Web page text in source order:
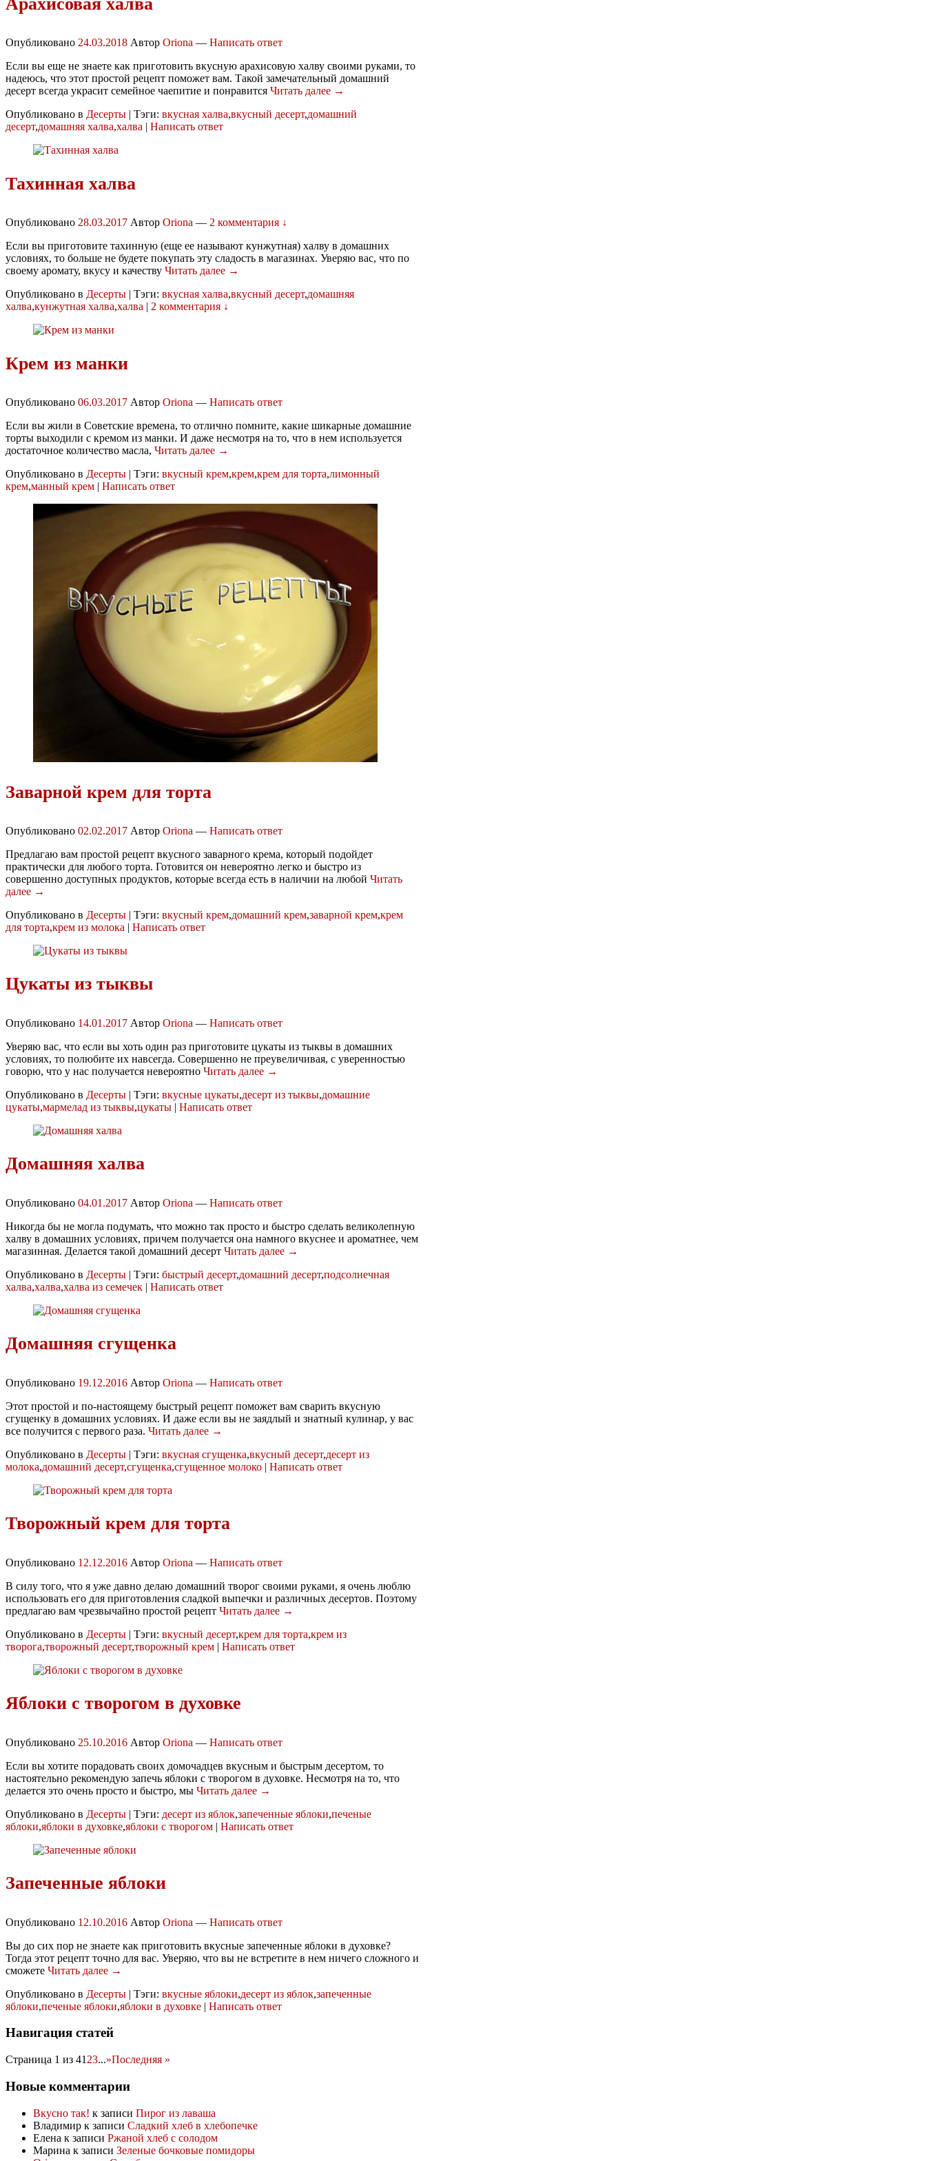
Опубликовано 24.03.2018 Автор Oriona — Написать ответ
Если вы еще не знаете как приготовить вкусную арахисовую халву своими руками, то
надеюсь, что этот простой рецепт поможет вам. Такой замечательный домашний
десерт всегда украсит семейное чаепитие и понравится Читать далее →
Опубликовано в Десерты | Тэги: вкусная халва,вкусный десерт,домашний
десерт,домашняя халва,халва | Написать ответ
Тахинная халва
Опубликовано 28.03.2017 Автор Oriona — 2 комментария ↓
Если вы приготовите тахинную (еще ее называют кунжутная) халву в домашних
условиях, то больше не будете покупать эту сладость в магазинах. Уверяю вас, что по
своему аромату, вкусу и качеству Читать далее →
Опубликовано в Десерты | Тэги: вкусная халва,вкусный десерт,домашняя
халва,кунжутная халва,халва | 2 комментария ↓
Крем из манки
Опубликовано 06.03.2017 Автор Oriona — Написать ответ
Если вы жили в Советские времена, то отлично помните, какие шикарные домашние
торты выходили с кремом из манки. И даже несмотря на то, что в нем используется
достаточное количество масла, Читать далее →
Опубликовано в Десерты | Тэги: вкусный крем,крем,крем для торта,лимонный
крем,манный крем | Написать ответ
Заварной крем для торта
Опубликовано 02.02.2017 Автор Oriona — Написать ответ
Предлагаю вам простой рецепт вкусного заварного крема, который подойдет
практически для любого торта. Готовится он невероятно легко и быстро из
совершенно доступных продуктов, которые всегда есть в наличии на любой Читать
далее →
Опубликовано в Десерты | Тэги: вкусный крем,домашний крем,заварной крем,крем
для торта,крем из молока | Написать ответ
Цукаты из тыквы
Опубликовано 14.01.2017 Автор Oriona — Написать ответ
Уверяю вас, что если вы хоть один раз приготовите цукаты из тыквы в домашних
условиях, то полюбите их навсегда. Совершенно не преувеличивая, с уверенностью
говорю, что у нас получается невероятно Читать далее →
Опубликовано в Десерты | Тэги: вкусные цукаты,десерт из тыквы,домашние
цукаты,мармелад из тыквы,цукаты | Написать ответ
Домашняя халва
Опубликовано 04.01.2017 Автор Oriona — Написать ответ
Никогда бы не могла подумать, что можно так просто и быстро сделать великолепную
халву в домашних условиях, причем получается она намного вкуснее и ароматнее, чем
магазинная. Делается такой домашний десерт Читать далее →
Опубликовано в Десерты | Тэги: быстрый десерт,домашний десерт,подсолнечная
халва,халва,халва из семечек | Написать ответ
Домашняя сгущенка
Опубликовано 19.12.2016 Автор Oriona — Написать ответ
Этот простой и по-настоящему быстрый рецепт поможет вам сварить вкусную
сгущенку в домашних условиях. И даже если вы не заядлый и знатный кулинар, у вас
все получится с первого раза. Читать далее →
Опубликовано в Десерты | Тэги: вкусная сгущенка,вкусный десерт,десерт из
молока,домашний десерт,сгущенка,сгущенное молоко | Написать ответ
Творожный крем для торта
Опубликовано 12.12.2016 Автор Oriona — Написать ответ
В силу того, что я уже давно делаю домашний творог своими руками, я очень люблю
использовать его для приготовления сладкой выпечки и различных десертов. Поэтому
предлагаю вам чрезвычайно простой рецепт Читать далее →
Опубликовано в Десерты | Тэги: вкусный десерт,крем для торта,крем из
творога,творожный десерт,творожный крем | Написать ответ
Яблоки с творогом в духовке
Опубликовано 25.10.2016 Автор Oriona — Написать ответ
Если вы хотите порадовать своих домочадцев вкусным и быстрым десертом, то
настоятельно рекомендую запечь яблоки с творогом в духовке. Несмотря на то, что
делается это очень просто и быстро, мы Читать далее →
Опубликовано в Десерты | Тэги: десерт из яблок,запеченные яблоки,печеные
яблоки,яблоки в духовке,яблоки с творогом | Написать ответ
Запеченные яблоки
Опубликовано 12.10.2016 Автор Oriona — Написать ответ
Вы до сих пор не знаете как приготовить вкусные запеченные яблоки в духовке?
Тогда этот рецепт точно для вас. Уверяю, что вы не встретите в нем ничего сложного и
сможете Читать далее →
Опубликовано в Десерты | Тэги: вкусные яблоки,десерт из яблок,запеченные
яблоки,печеные яблоки,яблоки в духовке | Написать ответ
Навигация статей
Страница 1 из 41 23...»Последняя »
Новые комментарии
Вкусно так! к записи Пирог из лаваша
Владимир к записи Сладкий хлеб в хлебопечке
Елена к записи Ржаной хлеб с солодом
Марина к записи Зеленые бочковые помидоры